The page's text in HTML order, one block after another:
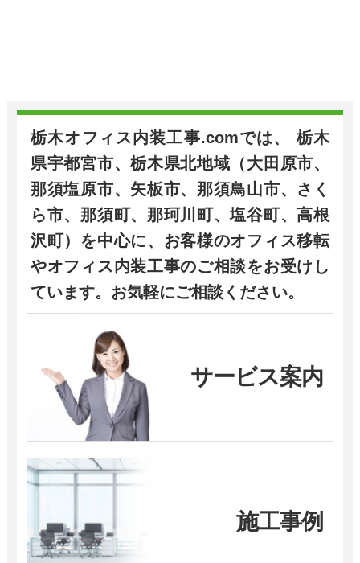
栃木オフィス内装工事.comでは、 栃木
県宇都宮市、栃木県北地域（大田原市、
那須塩原市、矢板市、那須鳥山市、さく
ら市、那須町、那珂川町、塩谷町、高根
沢町）を中心に、お客様のオフィス移転
やオフィス内装工事のご相談をお受けし
ています。お気軽にご相談ください。
サービス案内
施工事例